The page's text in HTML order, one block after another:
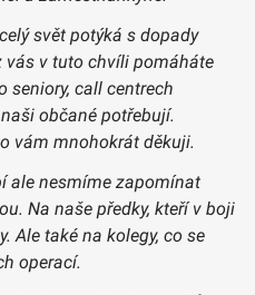
svět potýká s dopady
vás v tuto chvíli pomáháte
seniory, call centrech
občané potřebují.
vám mnohokrát děkuji.
ale nesmíme zapomínat
Na naše předky, kteří v boji
Ale také na kolegy, co se
operací.